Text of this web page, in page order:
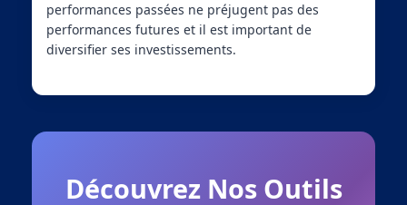
performances passées ne préjugent pas des
performances futures et il est important de
diversifier ses investissements.
Découvrez Nos Outils